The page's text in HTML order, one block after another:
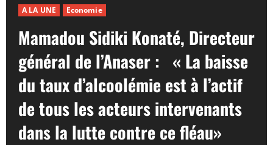
A LA UNE Economie
Mamadou Sidiki Konaté, Directeur
général de l’Anaser : « La baisse
du taux d’alcoolémie est à l’actif
de tous les acteurs intervenants
dans la lutte contre ce fléau»